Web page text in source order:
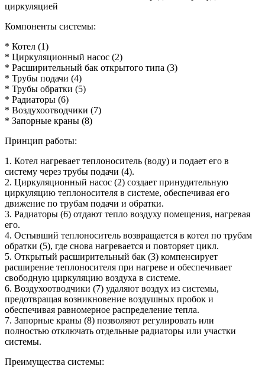
циркуляцией
Компоненты системы:
* Котел (1)
* Циркуляционный насос (2)
* Расширительный бак открытого типа (3)
* Трубы подачи (4)
* Трубы обратки (5)
* Радиаторы (6)
* Воздухоотводчики (7)
* Запорные краны (8)
Принцип работы:
1. Котел нагревает теплоноситель (воду) и подает его в
систему через трубы подачи (4).
2. Циркуляционный насос (2) создает принудительную
циркуляцию теплоносителя в системе, обеспечивая его
движение по трубам подачи и обратки.
3. Радиаторы (6) отдают тепло воздуху помещения, нагревая
его.
4. Остывший теплоноситель возвращается в котел по трубам
обратки (5), где снова нагревается и повторяет цикл.
5. Открытый расширительный бак (3) компенсирует
расширение теплоносителя при нагреве и обеспечивает
свободную циркуляцию воздуха в системе.
6. Воздухоотводчики (7) удаляют воздух из системы,
предотвращая возникновение воздушных пробок и
обеспечивая равномерное распределение тепла.
7. Запорные краны (8) позволяют регулировать или
полностью отключать отдельные радиаторы или участки
системы.
Преимущества системы: